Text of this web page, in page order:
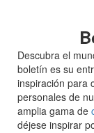
Descubra el
boletín es su
inspiración para
personales de
amplia gama de
déjese inspirar